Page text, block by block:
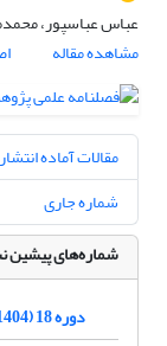
عباس عباسپور،
مشاهده مقاله
مقالات آماده انتشار
شماره جاری
شماره‌های پیشین
دوره 18 (1404)